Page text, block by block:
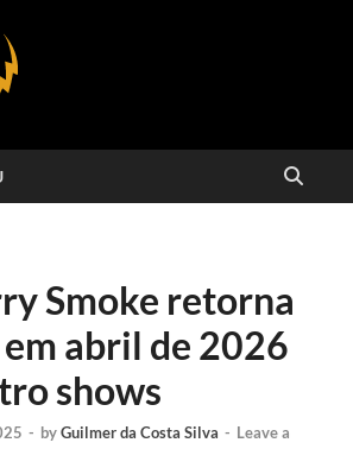
Smoke retorna
abril de 2026
shows
- byGuilmer da Costa Silva - Leave a